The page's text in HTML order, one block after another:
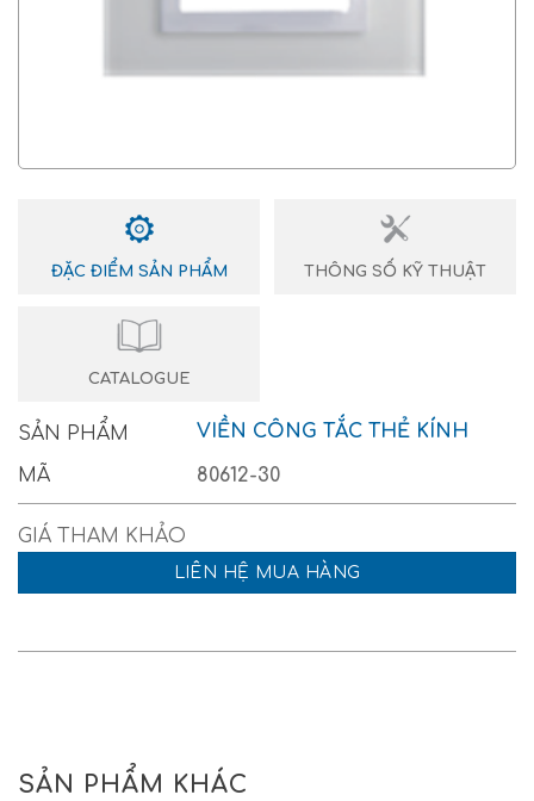
ĐẶC ĐIỂM SẢN PHẨM THÔNG SỐ KỸ THUẬT
CATALOGUE
SẢN PHẨM VIỀN CÔNG TẮC THẺ KÍNH
MÃ 80612-30
LIÊN HỆ MUA HÀNG
SẢN PHẨM KHÁC